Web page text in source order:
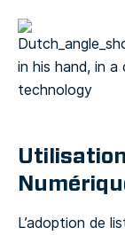
L’adoption de